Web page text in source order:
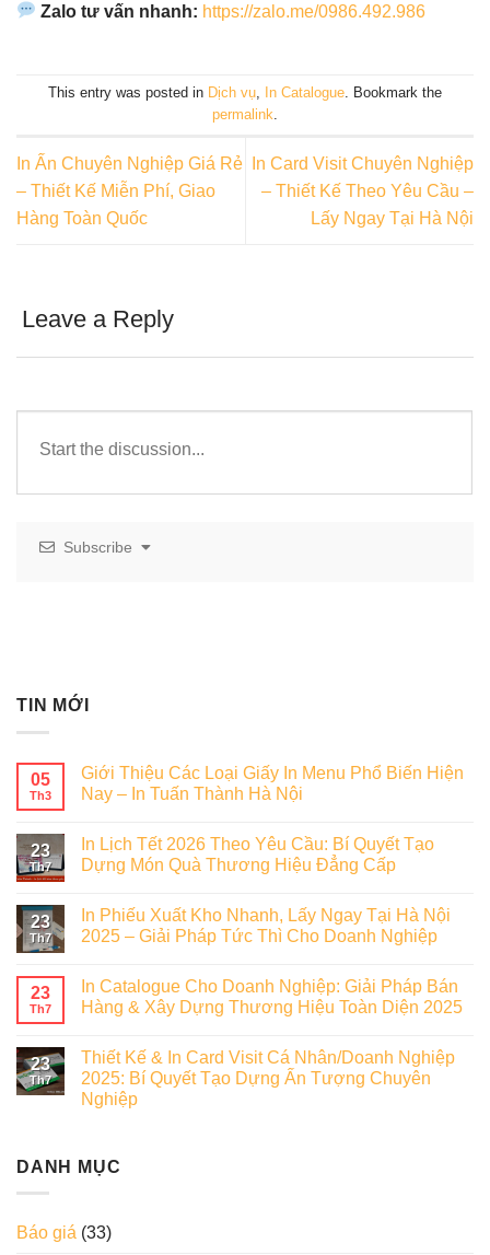
Zalo tư vấn nhanh: https://zalo.me/0986.492.986
This entry was posted in Dịch vụ, In Catalogue. Bookmark the
permalink.
In Ấn Chuyên Nghiệp Giá Rẻ
– Thiết Kế Miễn Phí, Giao
Hàng Toàn Quốc
In Card Visit Chuyên Nghiệp
– Thiết Kế Theo Yêu Cầu –
Lấy Ngay Tại Hà Nội
Leave a Reply
Subscribe
TIN MỚI
05
Th3
Giới Thiệu Các Loại Giấy In Menu Phổ Biến Hiện
Nay – In Tuấn Thành Hà Nội
23
Th7
In Lịch Tết 2026 Theo Yêu Cầu: Bí Quyết Tạo
Dựng Món Quà Thương Hiệu Đẳng Cấp
23
Th7
In Phiếu Xuất Kho Nhanh, Lấy Ngay Tại Hà Nội
2025 – Giải Pháp Tức Thì Cho Doanh Nghiệp
23
Th7
In Catalogue Cho Doanh Nghiệp: Giải Pháp Bán
Hàng & Xây Dựng Thương Hiệu Toàn Diện 2025
23
Th7
Thiết Kế & In Card Visit Cá Nhân/Doanh Nghiệp
2025: Bí Quyết Tạo Dựng Ấn Tượng Chuyên
Nghiệp
DANH MỤC
Báo giá (33)